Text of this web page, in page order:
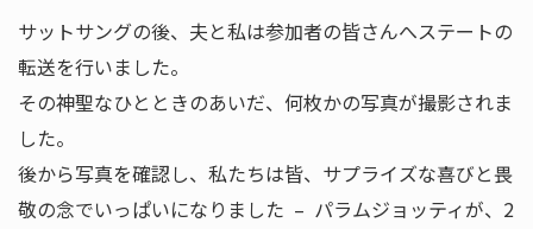
サットサングの後、夫と私は参加者の皆さんへステートの
転送を行いました。
その神聖なひとときのあいだ、何枚かの写真が撮影されま
した。
後から写真を確認し、私たちは皆、サプライズな喜びと畏
敬の念でいっぱいになりました – パラムジョッティが、2